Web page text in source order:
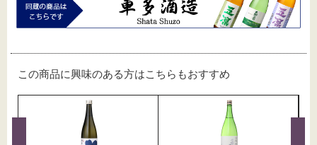
この商品に興味のある方はこちらもおすすめ